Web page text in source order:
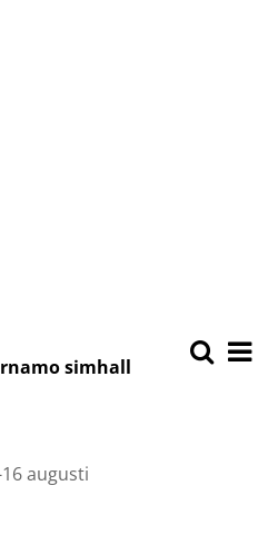
simhall
Sök
på
augusti